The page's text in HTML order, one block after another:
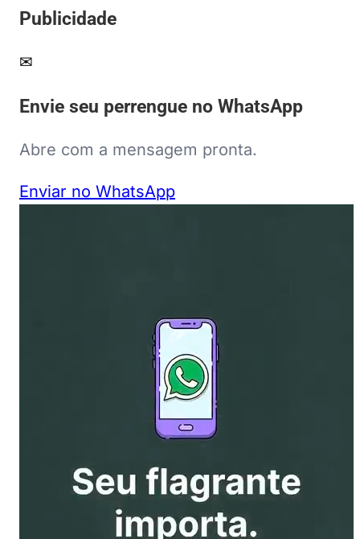
Publicidade
✉
Envie seu perrengue no WhatsApp
Abre com a mensagem pronta.
Enviar no WhatsApp